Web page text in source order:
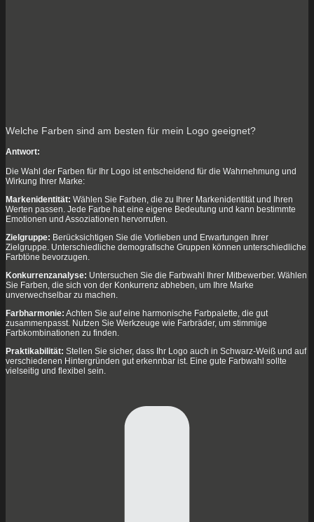
Welche Farben sind am besten für mein Logo geeignet?
Antwort:
Die Wahl der Farben für Ihr Logo ist entscheidend für die Wahrnehmung und
Wirkung Ihrer Marke:
Markenidentität: Wählen Sie Farben, die zu Ihrer Markenidentität und Ihren
Werten passen. Jede Farbe hat eine eigene Bedeutung und kann bestimmte
Emotionen und Assoziationen hervorrufen.
Zielgruppe: Berücksichtigen Sie die Vorlieben und Erwartungen Ihrer
Zielgruppe. Unterschiedliche demografische Gruppen können unterschiedliche
Farbtöne bevorzugen.
Konkurrenzanalyse: Untersuchen Sie die Farbwahl Ihrer Mitbewerber. Wählen
Sie Farben, die sich von der Konkurrenz abheben, um Ihre Marke
unverwechselbar zu machen.
Farbharmonie: Achten Sie auf eine harmonische Farbpalette, die gut
zusammenpasst. Nutzen Sie Werkzeuge wie Farbräder, um stimmige
Farbkombinationen zu finden.
Praktikabilität: Stellen Sie sicher, dass Ihr Logo auch in Schwarz-Weiß und auf
verschiedenen Hintergründen gut erkennbar ist. Eine gute Farbwahl sollte
vielseitig und flexibel sein.